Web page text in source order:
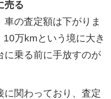
売る
の査定額は下がりま
万kmという境に大き
に乗る前に手放すのが
に関わっており、査定